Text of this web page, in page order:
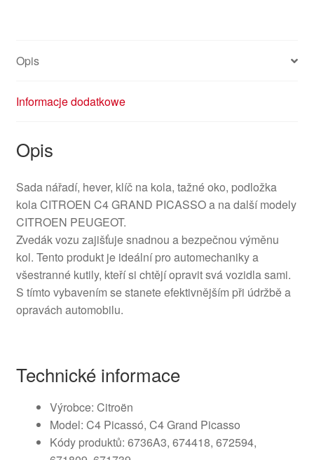
Opis
Informacje dodatkowe
Opis
Sada nářadí, hever, klíč na kola, tažné oko, podložka
kola CITROEN C4 GRAND PICASSO a na další modely
CITROEN PEUGEOT.
Zvedák vozu zajišťuje snadnou a bezpečnou výměnu
kol. Tento produkt je ideální pro automechaniky a
všestranné kutily, kteří si chtějí opravit svá vozidla sami.
S tímto vybavením se stanete efektivnějším při údržbě a
opravách automobilu.
Technické informace
Výrobce: Citroën
Model: C4 Picassó, C4 Grand Picasso
Kódy produktů: 6736A3, 674418, 672594,